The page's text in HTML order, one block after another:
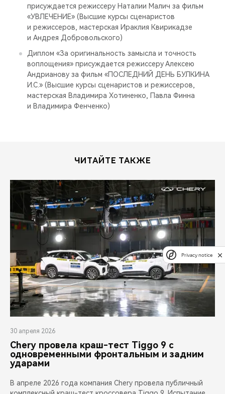
присуждается режиссеру Наталии Малич за фильм
«УВЛЕЧЕНИЕ» (Высшие курсы сценаристов
и режиссеров, мастерская Ираклия Квирикадзе
и Андрея Добровольского)
Диплом «За оригинальность замысла и точность
воплощения» присуждается режиссеру Алексею
Андрианову за фильм «ПОСЛЕДНИЙ ДЕНЬ БУЛКИНА
И.С.» (Высшие курсы сценаристов и режиссеров,
мастерская Владимира Хотиненко, Павла Финна
и Владимира Фенченко)
ЧИТАЙТЕ ТАКЖЕ
30 апреля 2026
Chery провела краш-тест Tiggo 9 с
одновременными фронтальным и задним
ударами
В апреле 2026 года компания Chery провела публичный
Privacy notice